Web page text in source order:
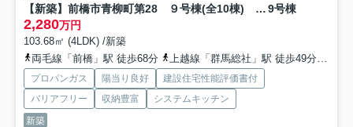
【新築】前橋市青柳町第28 ９号棟(全10棟) クレイドルガーデン 新築建売分譲 9号棟
2,280万円
103.68㎡ (4LDK) /新築
両毛線「前橋」駅 徒歩68分
上越線「群馬総社」駅 徒歩49分
プロパンガス 陽当り良好
建設住宅性能評価書付
バリアフリー
収納豊富
システムキッチン
新築